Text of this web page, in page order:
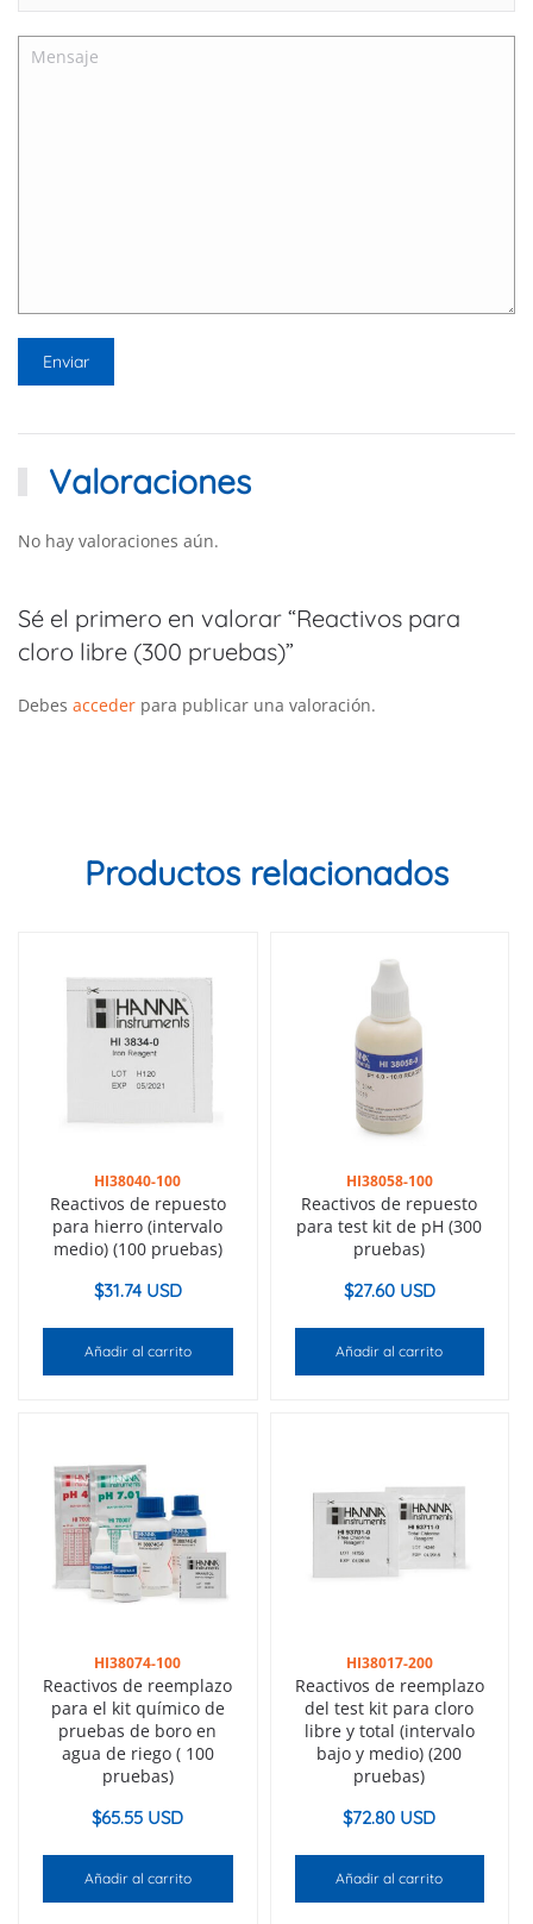
Valoraciones
No hay valoraciones aún.
Sé el primero en valorar “Reactivos para
cloro libre (300 pruebas)”
Debes acceder para publicar una valoración.
Productos relacionados
HI38040-100
Reactivos de repuesto
para hierro (intervalo
medio) (100 pruebas)
$31.74 USD
Añadir al carrito
HI38058-100
Reactivos de repuesto
para test kit de pH (300
pruebas)
$27.60 USD
Añadir al carrito
HI38074-100
Reactivos de reemplazo
para el kit químico de
pruebas de boro en
agua de riego ( 100
pruebas)
$65.55 USD
Añadir al carrito
HI38017-200
Reactivos de reemplazo
del test kit para cloro
libre y total (intervalo
bajo y medio) (200
pruebas)
$72.80 USD
Añadir al carrito